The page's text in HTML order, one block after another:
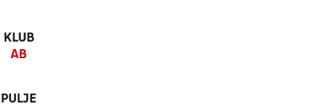
KLUB
AB
PULJE